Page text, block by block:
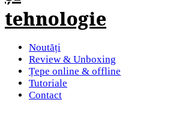
Noutăți
Review & Unboxing
Țepe online & offline
Tutoriale
Contact